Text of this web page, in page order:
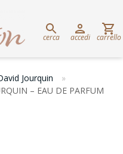
cerca accedi carrello
Jourquin
– EAU DE PARFUM